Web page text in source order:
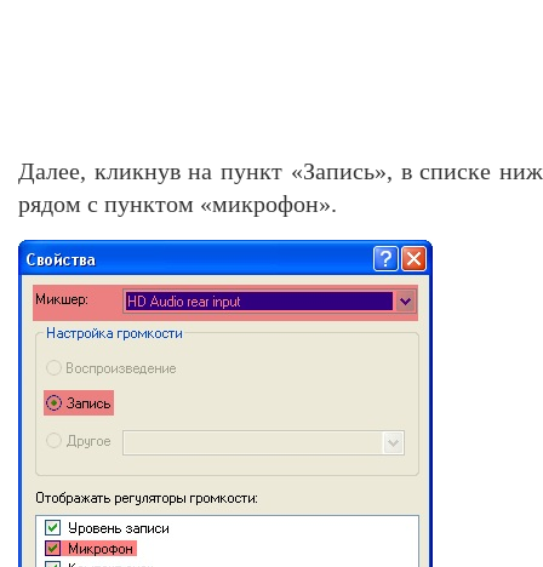
Далее, кликнув на пункт «Запись», в списке
рядом с пунктом «микрофон».